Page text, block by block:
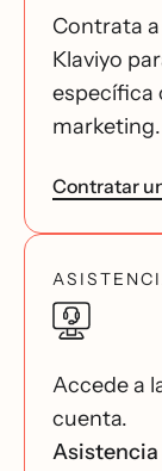
Contrata
Klaviyo
específica
marketing.
Contratar
Accede a
cuenta.